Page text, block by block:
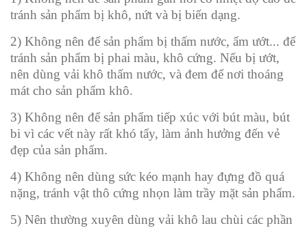
tránh sản phẩm bị khô, nứt và bị biến dạng.
2) Không nên để sản phẩm bị thấm nước, ẩm ướt... để
tránh sản phẩm bị phai màu, khô cứng. Nếu bị ướt,
nên dùng vải khô thấm nước, và đem để nơi thoáng
mát cho sản phẩm khô.
3) Không nên để sản phẩm tiếp xúc với bút màu, bút
bi vì các vết này rất khó tẩy, làm ảnh hưởng đến vẻ
đẹp của sản phẩm.
4) Không nên dùng sức kéo mạnh hay đựng đồ quá
nặng, tránh vật thô cứng nhọn làm trầy mặt sản phẩm.
5) Nên thường xuyên dùng vải khô lau chùi các phần